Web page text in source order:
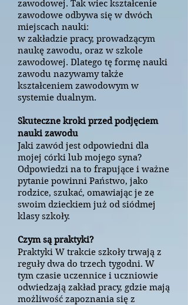
zawodowej. Tak wiec kształcenie
zawodowe odbywa się w dwóch
miejscach nauki:
w zakładzie pracy, prowadzącym
naukę zawodu, oraz w szkole
zawodowej. Dlatego tę formę nauki
zawodu nazywamy także
kształceniem zawodowym w
systemie dualnym.
Skuteczne kroki przed podjęciem
nauki zawodu
Jaki zawód jest odpowiedni dla
mojej córki lub mojego syna?
Odpowiedzi na to frapujące i ważne
pytanie powinni Państwo, jako
rodzice, szukać, omawiając je ze
swoim dzieckiem już od siódmej
klasy szkoły.
Czym są praktyki?
Praktyki W trakcie szkoły trwają z
reguły dwa do trzech tygodni. W
tym czasie uczennice i uczniowie
odwiedzają zakład pracy, gdzie mają
możliwość zapoznania się z